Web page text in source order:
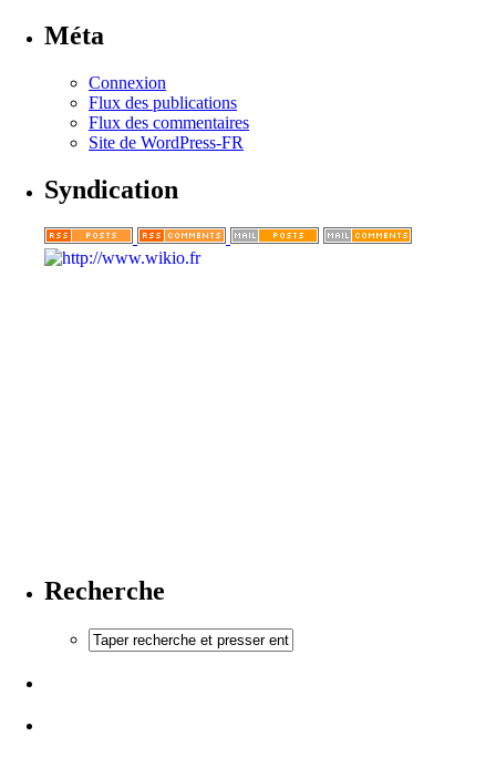
Méta
Connexion
Flux des publications
Flux des commentaires
Site de WordPress-FR
Syndication
Recherche